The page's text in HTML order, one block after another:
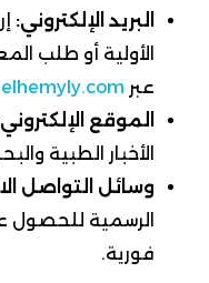
البريد الإلكتروني:
الأولية أو طلب
عبر
الموقع
الأخبار الطبية
وسائل التواصل
الرسمية للحصول
فورية.